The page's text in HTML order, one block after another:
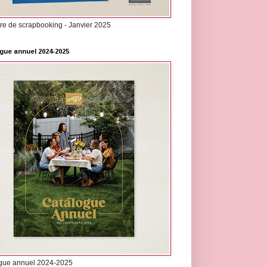
de scrapbooking - Janvier 2025
annuel 2024-2025
annuel 2024-2025